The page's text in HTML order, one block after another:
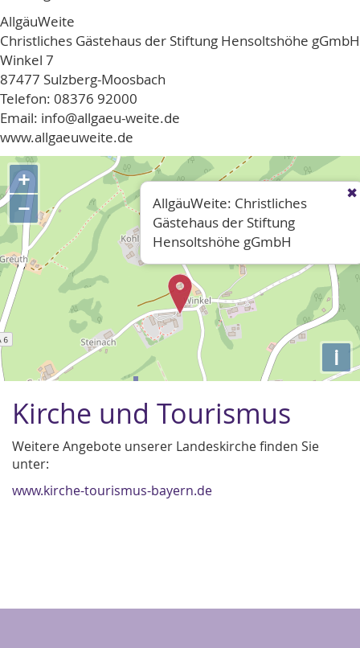
AllgäuWeite
Christliches Gästehaus der Stiftung Hensoltshöhe gGmbH
Winkel 7
87477 Sulzberg-Moosbach
Telefon: 08376 92000
Email: info@allgaeu-weite.de
www.allgaeuweite.de
AllgäuWeite: Christliches
Gästehaus der Stiftung
Hensoltshöhe gGmbH
+
−
i
Kirche und Tourismus
Weitere Angebote unserer Landeskirche finden Sie
unter:
www.kirche-tourismus-bayern.de